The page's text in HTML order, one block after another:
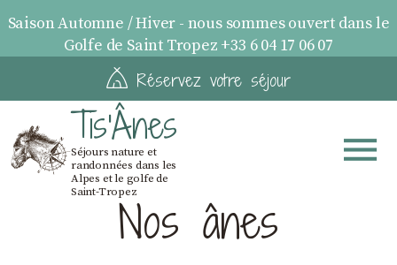
Saison Automne / Hiver - nous sommes ouvert dans le
Golfe de Saint Tropez +33 6 04 17 06 07
Réservez votre séjour
Tis'Ânes
Séjours nature et
randonnées dans les
Alpes et le golfe de
Saint-TropezNos ânes